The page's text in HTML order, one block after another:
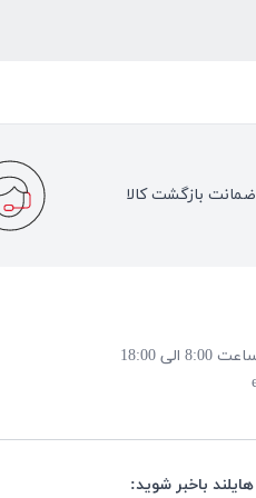
بازگشت کالا
18:00
باخبر شوید: